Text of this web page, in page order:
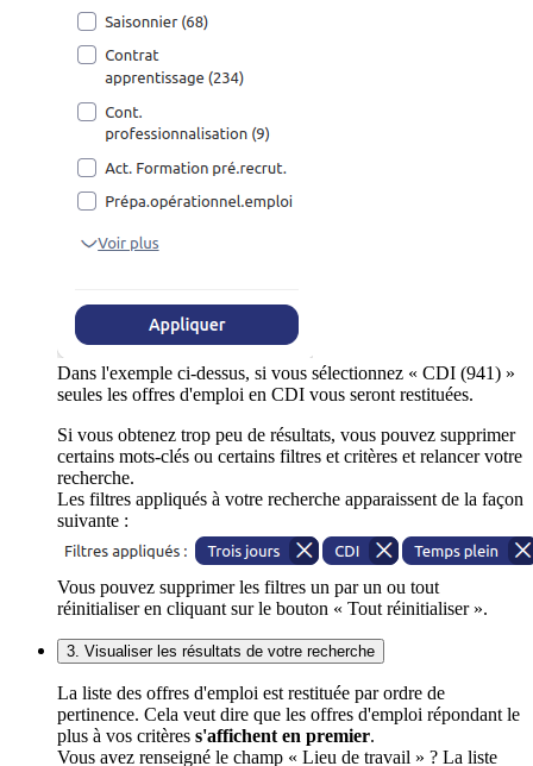
Dans l'exemple ci-dessus, si vous sélectionnez « CDI (941) »
seules les offres d'emploi en CDI vous seront restituées.
Si vous obtenez trop peu de résultats, vous pouvez supprimer
certains mots-clés ou certains filtres et critères et relancer votre
recherche.
Les filtres appliqués à votre recherche apparaissent de la façon
suivante :
Vous pouvez supprimer les filtres un par un ou tout
réinitialiser en cliquant sur le bouton « Tout réinitialiser ».
3. Visualiser les résultats de votre recherche
La liste des offres d'emploi est restituée par ordre de
pertinence. Cela veut dire que les offres d'emploi répondant le
plus à vos critères s'affichent en premier.
Vous avez renseigné le champ « Lieu de travail » ? La liste